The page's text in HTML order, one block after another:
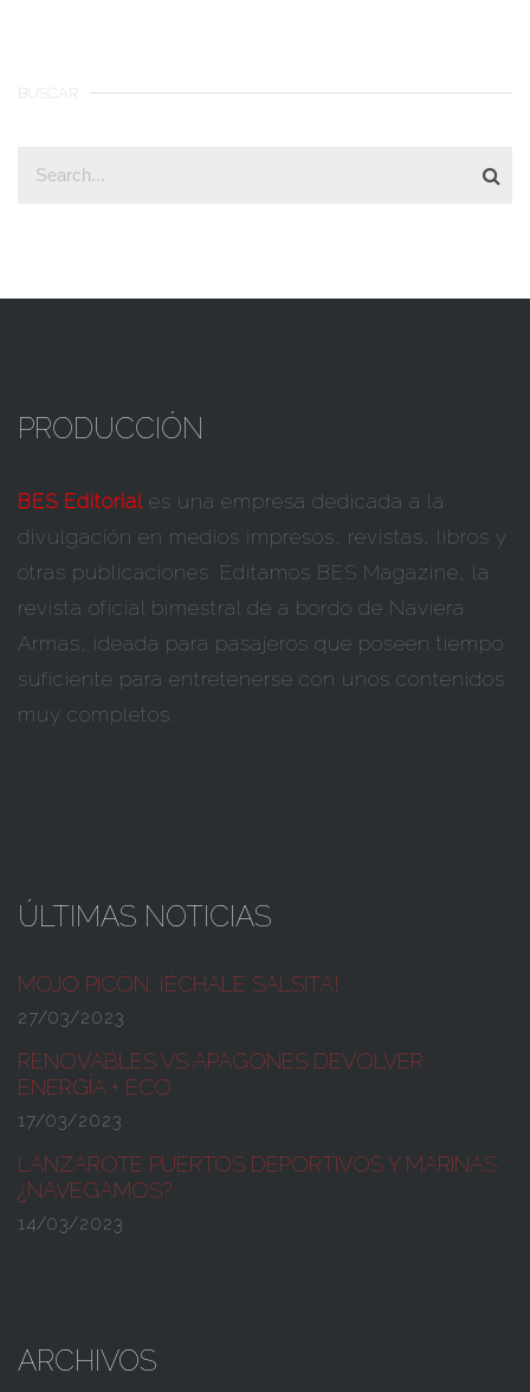
BUSCAR
PRODUCCIÓN
BES Editorial es una empresa dedicada a la
divulgación en medios impresos, revistas, libros y
otras publicaciones. Editamos BES Magazine, la
revista oficial bimestral de a bordo de Naviera
Armas, ideada para pasajeros que poseen tiempo
suficiente para entretenerse con unos contenidos
muy completos.
ÚLTIMAS NOTICIAS
MOJO PICÓN: ¡ÉCHALE SALSITA!
27/03/2023
RENOVABLES VS APAGONES DEVOLVER
ENERGÍA + ECO
17/03/2023
LANZAROTE PUERTOS DEPORTIVOS Y MARINAS
¿NAVEGAMOS?
14/03/2023
ARCHIVOS